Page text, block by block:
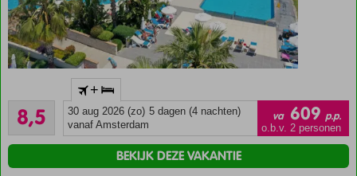
familiehotel
Favoriet bij
Nederlandse
reizigers
8,5
Aanrader
669
beoordelingen
+
30 aug 2026 (zo) 5 dagen (4 nachten)
vanaf Amsterdam
va 609 p.p.
o.b.v. 2 personen
BEKIJK DEZE VAKANTIE